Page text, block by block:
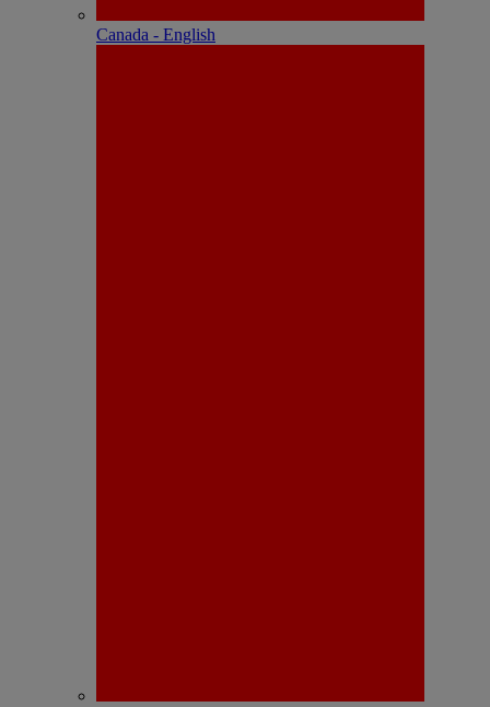
Canada - English